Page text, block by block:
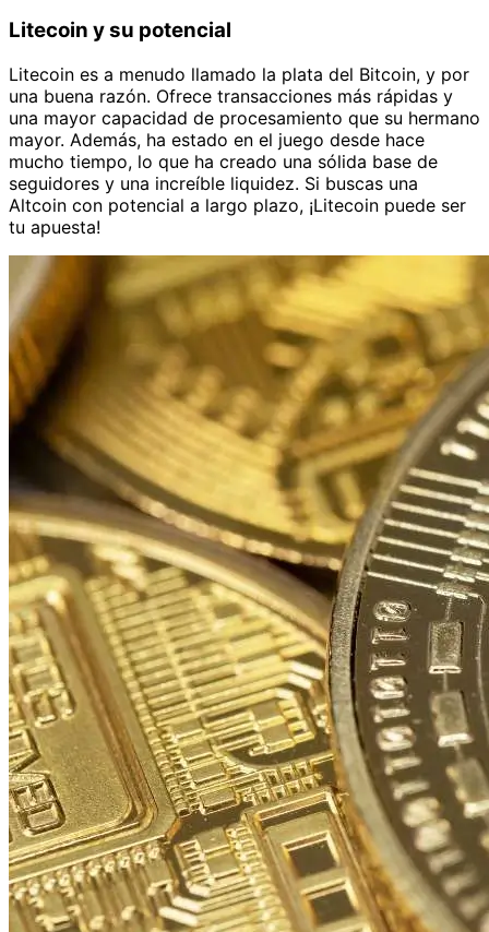
Litecoin y su potencial
Litecoin es a menudo llamado la plata del Bitcoin, y por
una buena razón. Ofrece transacciones más rápidas y
una mayor capacidad de procesamiento que su hermano
mayor. Además, ha estado en el juego desde hace
mucho tiempo, lo que ha creado una sólida base de
seguidores y una increíble liquidez. Si buscas una
Altcoin con potencial a largo plazo, ¡Litecoin puede ser
tu apuesta!